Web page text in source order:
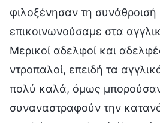
φιλοξένησαν τη
επικοινωνούσαμε στα
Μερικοί αδελφοί και
ντροπαλοί, επειδή τα
πολύ καλά, όμως
συναναστραφούν την